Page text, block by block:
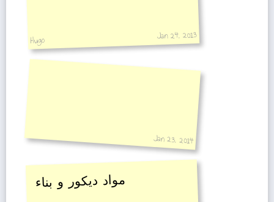
Hugo Jan 24, 2013
Jan 23, 2014
مواد ديكور و بناء